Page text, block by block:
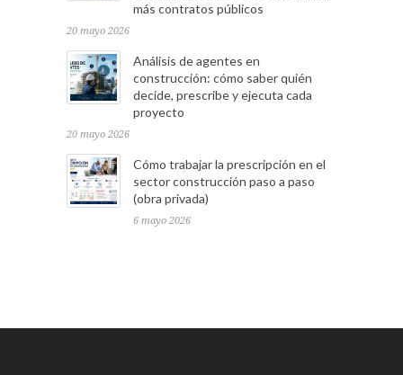
más contratos públicos
20 mayo 2026
Análisis de agentes en
construcción: cómo saber quién
decide, prescribe y ejecuta cada
proyecto
20 mayo 2026
Cómo trabajar la prescripción en el
sector construcción paso a paso
(obra privada)
6 mayo 2026